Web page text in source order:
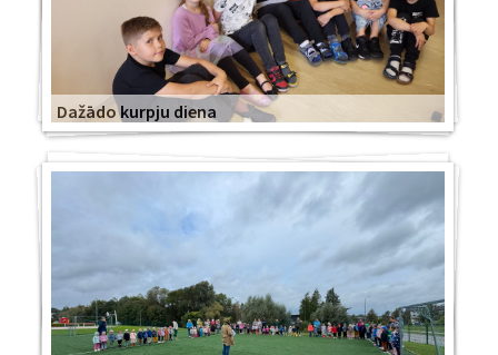
Dažādo kurpju diena